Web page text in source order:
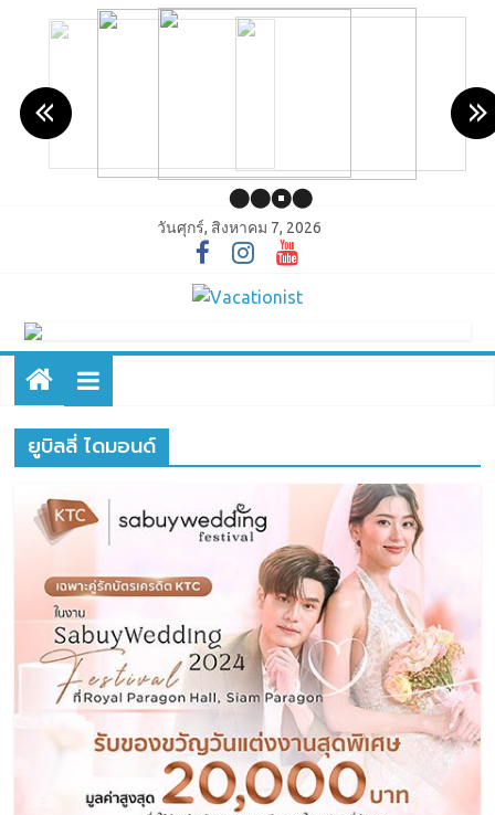
วันศุกร์, สิงหาคม 7, 2026
ยูบิลลี่ ไดมอนด์